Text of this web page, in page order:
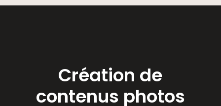
Création de
contenus photos